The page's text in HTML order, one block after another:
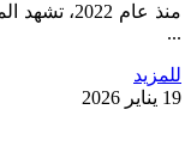
منذ عام
...
للمزيد
19 يناير 2026